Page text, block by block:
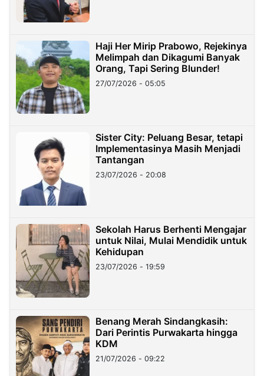
Haji Her Mirip Prabowo, Rejekinya
Melimpah dan Dikagumi Banyak
Orang, Tapi Sering Blunder!
27/07/2026 - 05:05
Sister City: Peluang Besar, tetapi
Implementasinya Masih Menjadi
Tantangan
23/07/2026 - 20:08
Sekolah Harus Berhenti Mengajar
untuk Nilai, Mulai Mendidik untuk
Kehidupan
23/07/2026 - 19:59
Benang Merah Sindangkasih:
Dari Perintis Purwakarta hingga
KDM
21/07/2026 - 09:22